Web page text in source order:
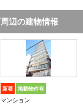
辺の建物情報
新着 掲載物件有
マンション